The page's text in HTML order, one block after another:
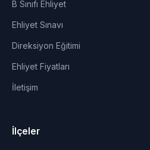
B Sınıfı Ehliyet
Ehliyet Sınavı
Direksiyon Eğitimi
Ehliyet Fiyatları
İletişim
İlçeler